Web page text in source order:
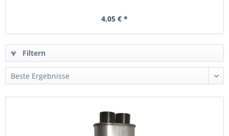
4,05 € *
Filtern